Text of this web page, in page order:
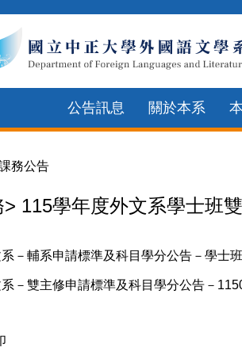
公告訊息 關於本系
務公告
> 115學年度外文系學士班
－輔系申請標準及科目學分公告－學士
－雙主修申請標準及科目學分公告－